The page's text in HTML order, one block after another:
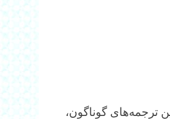
ترجمه‌های گوناگون،